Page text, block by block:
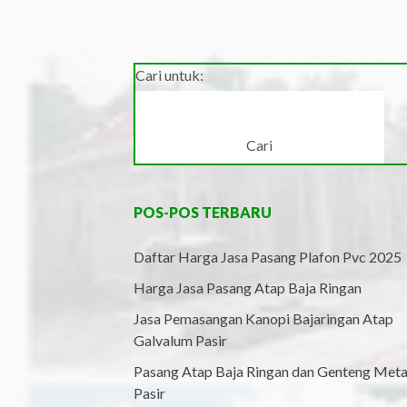
Cari untuk:
POS-POS TERBARU
Daftar Harga Jasa Pasang Plafon Pvc 2025
Harga Jasa Pasang Atap Baja Ringan
Jasa Pemasangan Kanopi Bajaringan Atap
Galvalum Pasir
Pasang Atap Baja Ringan dan Genteng
Pasir